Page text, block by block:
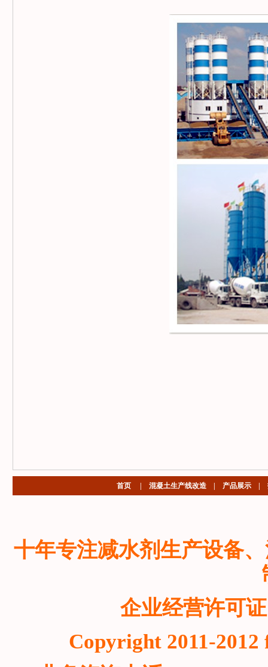
首页 混凝土生产线改造 产品展示
十年专注减水剂生产设备
企业经营许可
Copyright 2011-